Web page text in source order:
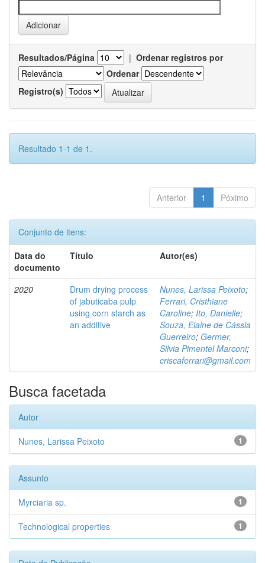
Resultados/Página | Ordenar registros por
Ordenar
Registro(s)
Resultado 1-1 de 1.
Anterior 1 Póximo
Conjunto de itens:
Data do
documento
Título Autor(es)
2020
Drum drying process
of jabuticaba pulp
using corn starch as
an additive
Nunes, Larissa Peixoto;
Ferrari, Cristhiane
Caroline; Ito, Danielle;
Souza, Elaine de Cássia
Guerreiro; Germer,
Silvia Pimentel Marconi;
criscaferrari@gmail.com
Busca facetada
Autor
1
Nunes, Larissa Peixoto
Assunto
1
Myrciaria sp.
1
Technological properties